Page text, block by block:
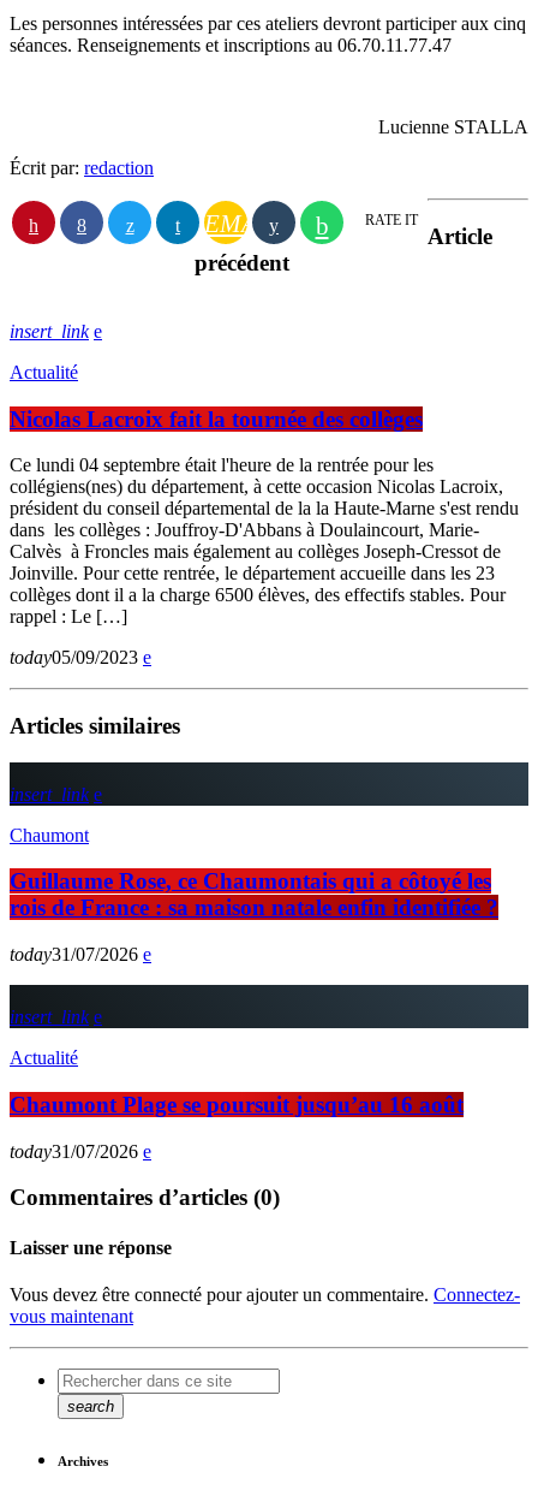
Les personnes intéressées par ces ateliers devront participer aux cinq
séances. Renseignements et inscriptions au 06.70.11.77.47
Lucienne STALLA
Écrit par: redaction
EMAIL RATE IT
Article
précédent
insert_link
Actualité
Nicolas Lacroix fait la tournée des collèges
Ce lundi 04 septembre était l'heure de la rentrée pour les
collégiens(nes) du département, à cette occasion Nicolas Lacroix,
président du conseil départemental de la la Haute-Marne s'est rendu
dans les collèges : Jouffroy-D'Abbans à Doulaincourt, Marie-
Calvès à Froncles mais également au collèges Joseph-Cressot de
Joinville. Pour cette rentrée, le département accueille dans les 23
collèges dont il a la charge 6500 élèves, des effectifs stables. Pour
rappel : Le […]
today05/09/2023
Articles similaires
insert_link
Chaumont
Guillaume Rose, ce Chaumontais qui a côtoyé les
rois de France : sa maison natale enfin identifiée ?
today31/07/2026
insert_link
Actualité
Chaumont Plage se poursuit jusqu’au 16 août
today31/07/2026
Commentaires d’articles (0)
Laisser une réponse
Vous devez être connecté pour ajouter un commentaire. Connectez-
vous maintenant
search
Archives